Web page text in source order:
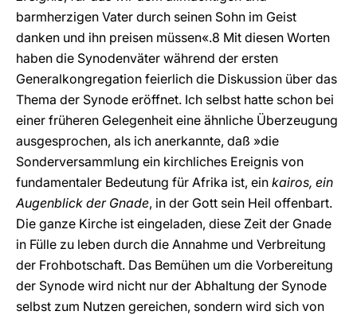
barmherzigen Vater durch seinen Sohn im Geist
danken und ihn preisen müssen«.8 Mit diesen Worten
haben die Synodenväter während der ersten
Generalkongregation feierlich die Diskussion über das
Thema der Synode eröffnet. Ich selbst hatte schon bei
einer früheren Gelegenheit eine ähnliche Überzeugung
ausgesprochen, als ich anerkannte, daß »die
Sonderversammlung ein kirchliches Ereignis von
fundamentaler Bedeutung für Afrika ist, ein kairos, ein
Augenblick der Gnade, in der Gott sein Heil offenbart.
Die ganze Kirche ist eingeladen, diese Zeit der Gnade
in Fülle zu leben durch die Annahme und Verbreitung
der Frohbotschaft. Das Bemühen um die Vorbereitung
der Synode wird nicht nur der Abhaltung der Synode
selbst zum Nutzen gereichen, sondern wird sich von